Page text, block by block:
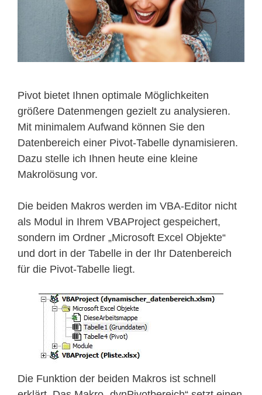
Pivot bietet Ihnen optimale Möglichkeiten
größere Datenmengen gezielt zu analysieren.
Mit minimalem Aufwand können Sie den
Datenbereich einer Pivot-Tabelle dynamisieren.
Dazu stelle ich Ihnen heute eine kleine
Makrolösung vor.
Die beiden Makros werden im VBA-Editor nicht
als Modul in Ihrem VBAProject gespeichert,
sondern im Ordner „Microsoft Excel Objekte“
und dort in der Tabelle in der Ihr Datenbereich
für die Pivot-Tabelle liegt.
Die Funktion der beiden Makros ist schnell